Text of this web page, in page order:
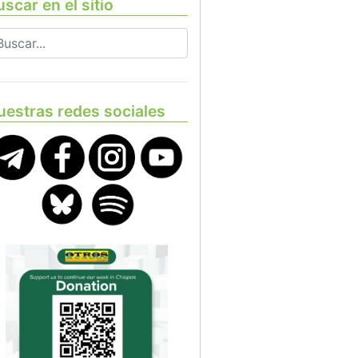
en el sitio
redes sociales